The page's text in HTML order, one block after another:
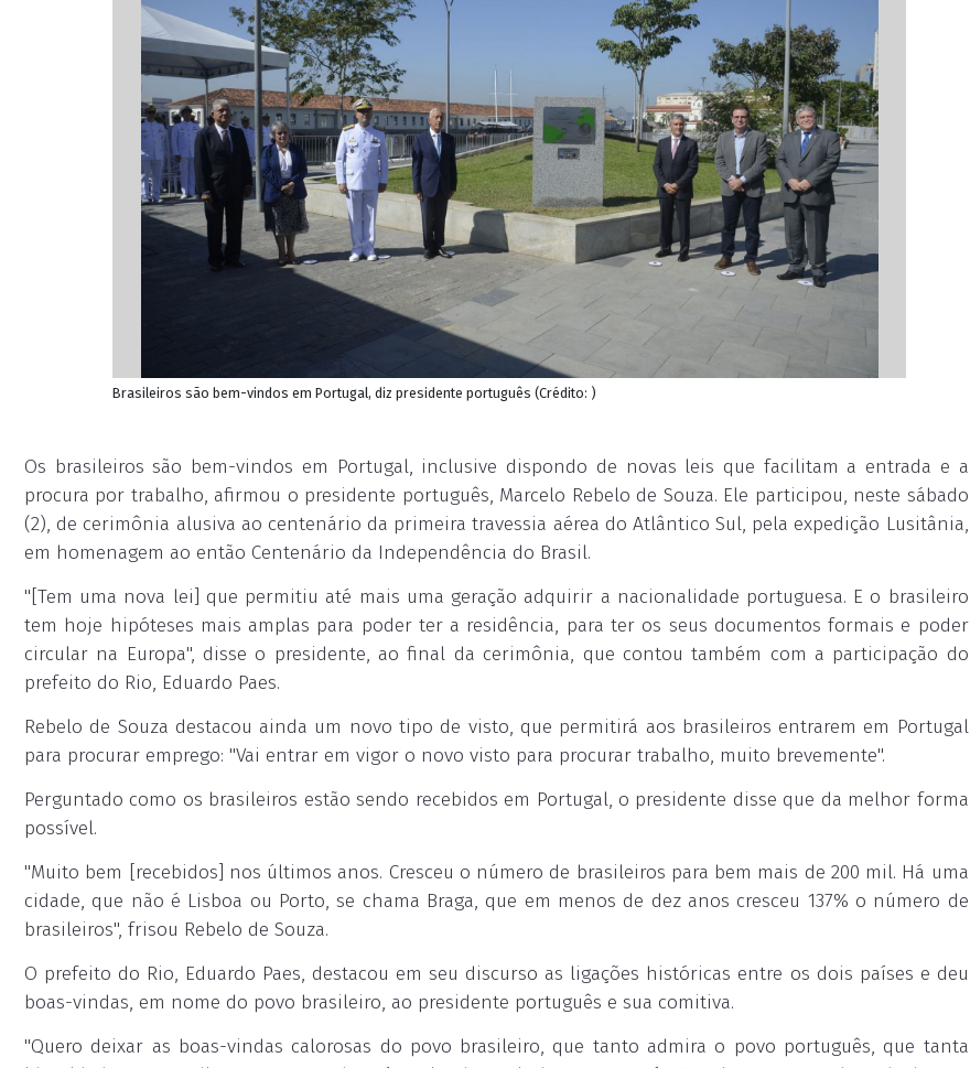
Brasileiros são bem-vindos em Portugal, diz presidente português (Crédito: )
Os brasileiros são bem-vindos em Portugal, inclusive dispondo de novas leis que facilitam a entrada e a
procura por trabalho, afirmou o presidente português, Marcelo Rebelo de Souza. Ele participou, neste sábado
(2), de cerimônia alusiva ao centenário da primeira travessia aérea do Atlântico Sul, pela expedição Lusitânia,
em homenagem ao então Centenário da Independência do Brasil.
"[Tem uma nova lei] que permitiu até mais uma geração adquirir a nacionalidade portuguesa. E o brasileiro
tem hoje hipóteses mais amplas para poder ter a residência, para ter os seus documentos formais e poder
circular na Europa", disse o presidente, ao final da cerimônia, que contou também com a participação do
prefeito do Rio, Eduardo Paes.
Rebelo de Souza destacou ainda um novo tipo de visto, que permitirá aos brasileiros entrarem em Portugal
para procurar emprego: "Vai entrar em vigor o novo visto para procurar trabalho, muito brevemente".
Perguntado como os brasileiros estão sendo recebidos em Portugal, o presidente disse que da melhor forma
possível.
"Muito bem [recebidos] nos últimos anos. Cresceu o número de brasileiros para bem mais de 200 mil. Há uma
cidade, que não é Lisboa ou Porto, se chama Braga, que em menos de dez anos cresceu 137% o número de
brasileiros", frisou Rebelo de Souza.
O prefeito do Rio, Eduardo Paes, destacou em seu discurso as ligações históricas entre os dois países e deu
boas-vindas, em nome do povo brasileiro, ao presidente português e sua comitiva.
"Quero deixar as boas-vindas calorosas do povo brasileiro, que tanto admira o povo português, que tanta